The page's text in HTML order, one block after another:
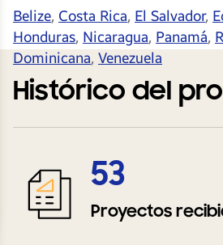
Belize, Costa Rica, El Salvador,
Honduras, Nicaragua, Panamá,
Dominicana, Venezuela
Histórico del
53
Proyectos